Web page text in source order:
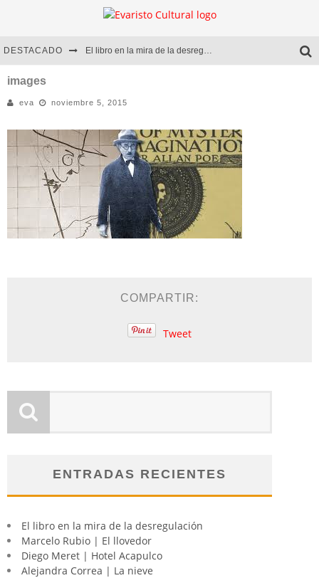
DESTACADO El libro en la mira de la desregulación
Diego Meret | Hotel Acapulco
Alejandra Correa | La nieve
images
eva noviembre 5, 2015
COMPARTIR:
Tweet
ENTRADAS RECIENTES
El libro en la mira de la desregulación
Marcelo Rubio | El llovedor
Diego Meret | Hotel Acapulco
Alejandra Correa | La nieve